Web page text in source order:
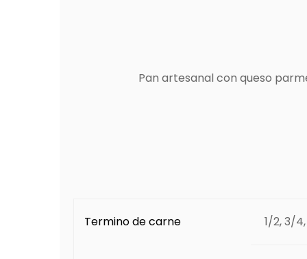
Pan artesanal con queso
Termino de carne 1/2, 3/